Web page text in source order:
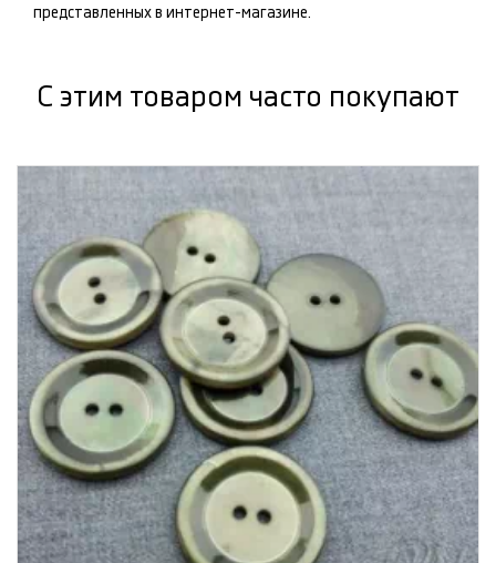
представленных в интернет-магазине.
С этим товаром часто покупают